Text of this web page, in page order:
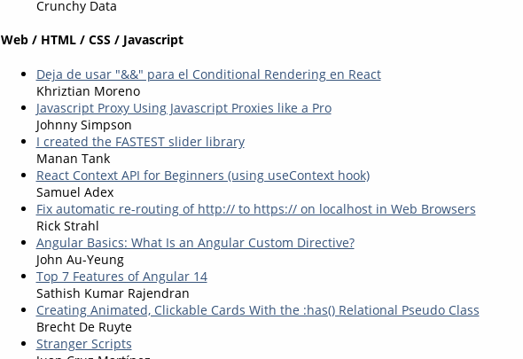
Crunchy Data
Web / HTML / CSS / Javascript
Deja de usar "&&" para el Conditional Rendering en React
Khriztian Moreno
Javascript Proxy Using Javascript Proxies like a Pro
Johnny Simpson
I created the FASTEST slider library
Manan Tank
React Context API for Beginners (using useContext hook)
Samuel Adex
Fix automatic re-routing of http:// to https:// on localhost in Web Browsers
Rick Strahl
Angular Basics: What Is an Angular Custom Directive?
John Au-Yeung
Top 7 Features of Angular 14
Sathish Kumar Rajendran
Creating Animated, Clickable Cards With the :has() Relational Pseudo Class
Brecht De Ruyte
Stranger Scripts